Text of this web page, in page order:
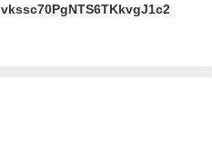
vkssc70PgNTS6TKkvgJ1c2